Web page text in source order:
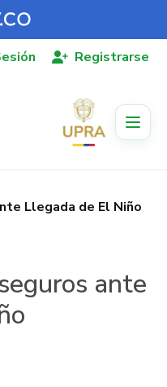
Registrarse
Llegada de El Niño
ante